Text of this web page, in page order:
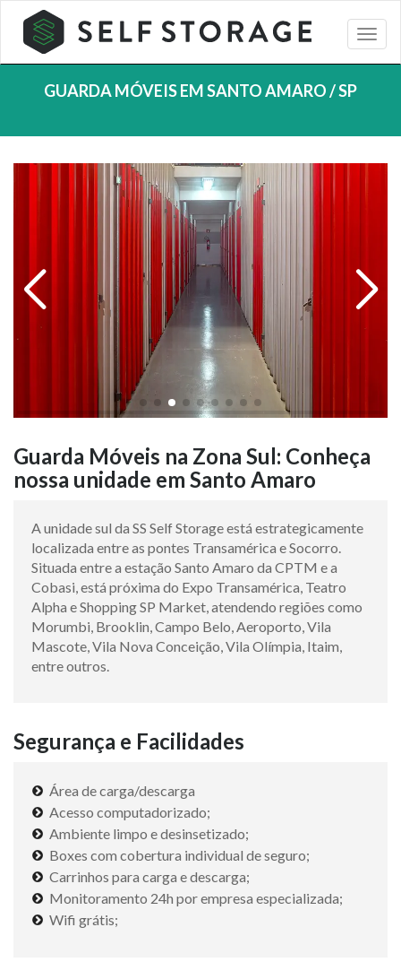
GUARDA MÓVEIS EM SANTO AMARO / SP
Guarda Móveis na Zona Sul: Conheça
nossa unidade em Santo Amaro
A unidade sul da SS Self Storage está estrategicamente
localizada entre as pontes Transamérica e Socorro.
Situada entre a estação Santo Amaro da CPTM e a
Cobasi, está próxima do Expo Transamérica, Teatro
Alpha e Shopping SP Market, atendendo regiões como
Morumbi, Brooklin, Campo Belo, Aeroporto, Vila
Mascote, Vila Nova Conceição, Vila Olímpia, Itaim,
entre outros.
Segurança e Facilidades
Área de carga/descarga
Acesso computadorizado;
Ambiente limpo e desinsetizado;
Boxes com cobertura individual de seguro;
Carrinhos para carga e descarga;
Monitoramento 24h por empresa especializada;
Wifi grátis;